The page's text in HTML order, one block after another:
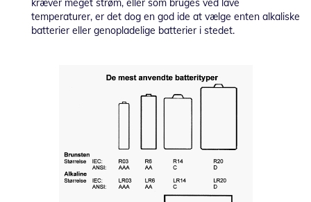
kræver meget strøm, eller som bruges ved lave
temperaturer, er det dog en god ide at vælge enten alkaliske
batterier eller genopladelige batterier i stedet.